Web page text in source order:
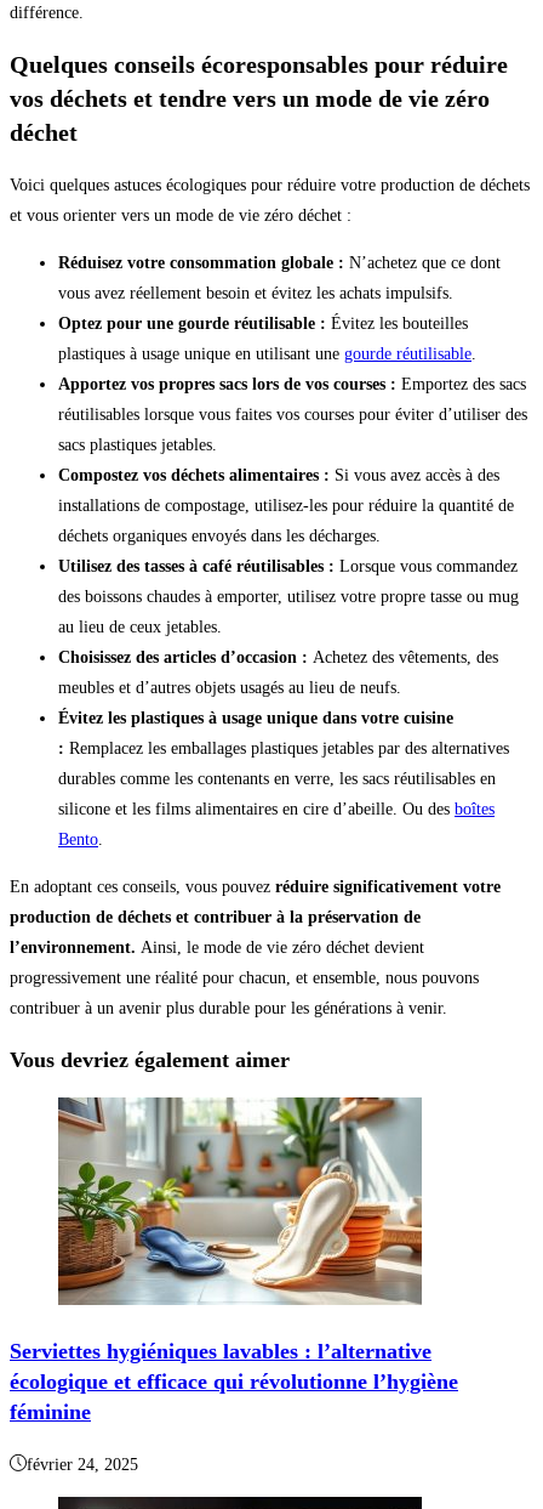
différence.
Quelques conseils écoresponsables pour réduire
vos déchets et tendre vers un mode de vie zéro
déchet
Voici quelques astuces écologiques pour réduire votre production de déchets
et vous orienter vers un mode de vie zéro déchet :
Réduisez votre consommation globale : N’achetez que ce dont
vous avez réellement besoin et évitez les achats impulsifs.
Optez pour une gourde réutilisable : Évitez les bouteilles
plastiques à usage unique en utilisant une gourde réutilisable
Apportez vos propres sacs lors de vos courses : Emportez des sacs
réutilisables lorsque vous faites vos courses pour éviter d’utiliser des
sacs plastiques jetables.
Compostez vos déchets alimentaires : Si vous avez accès à des
installations de compostage, utilisez-les pour réduire la quantité de
déchets organiques envoyés dans les décharges.
Utilisez des tasses à café réutilisables : Lorsque vous commandez
des boissons chaudes à emporter, utilisez votre propre tasse ou mug
au lieu de ceux jetables.
Choisissez des articles d’occasion : Achetez des vêtements, des
meubles et d’autres objets usagés au lieu de neufs.
Évitez les plastiques à usage unique dans votre cuisine
: Remplacez les emballages plastiques jetables par des alternatives
durables comme les contenants en verre, les sacs réutilisables en
silicone et les films alimentaires en cire d’abeille. Ou des boîtes
Bento
En adoptant ces conseils, vous pouvez réduire significativement votre
production de déchets et contribuer à la préservation de
l’environnement. Ainsi, le mode de vie zéro déchet devient
progressivement une réalité pour chacun, et ensemble, nous pouvons
contribuer à un avenir plus durable pour les générations à venir.
Vous devriez également aimer
Serviettes hygiéniques lavables : l’alternative
écologique et efficace qui révolutionne l’hygiène
féminine
février 24, 2025